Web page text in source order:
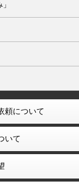
頼について
いて